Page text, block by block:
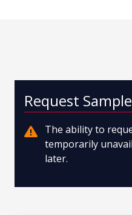
Request
The ability to
temporarily
later.